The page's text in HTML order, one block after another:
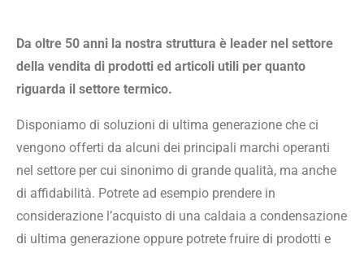
Da oltre 50 anni la nostra struttura è leader nel settore
della vendita di prodotti ed articoli utili per quanto
riguarda il settore termico.
Disponiamo di soluzioni di ultima generazione che ci
vengono offerti da alcuni dei principali marchi operanti
nel settore per cui sinonimo di grande qualità, ma anche
di affidabilità. Potrete ad esempio prendere in
considerazione l’acquisto di una caldaia a condensazione
di ultima generazione oppure potrete fruire di prodotti e